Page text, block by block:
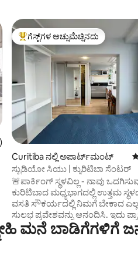
ರೇಟಿಂಗ್, 172 ವಿಮರ್ಶೆಗಳು
ಗೆಸ್ಟ್‌ಗಳಿಗೆ ಅತಿ ಹೆಚ್ಚು ಅಚ್ಚುಮೆಚ್ಚಿನದು
ಗೆಸ್ಟ್‌ಗಳ ಅಚ್ಚುಮೆಚ್ಚಿನದು
Curitiba ನಲ್ಲಿ ಅಪಾರ್ಟ್‌ಮಂಟ್
ಸ್ಟುಡಿಯೋ ಸಿಯು | ಕ್ಯುರಿಟಿಬಾ ಸೆಂಟರ್
🚨ಪಾರ್ಕಿಂಗ್ ಸ್ಥಳವಿಲ್ಲ - ನಾವು
ಕುರಿಟಿಬಾದ ಮಧ್ಯಭಾಗದಲ್ಲಿ ಉತ್ತಮ
ವಸತಿ ಸೌಕರ್ಯದಲ್ಲಿ ನಿಮಗೆ ಬೇಕಾದ
ಸುಲಭ ಪ್ರವೇಶವನ್ನು ಆನಂದಿಸಿ. ಇದು
ಬಾರ್ಬೋಸಾ, ಸಾಂಟಾ ಕಾಸಾ, ಶಾಪಿಂಗ್
ಮತ್ತು ಶಾಪಿಂಗ್ ಕ್ರಿಸ್ಟಲ್,
ಮನೆ ಬಾಡಿಗೆಗಳಿಗೆ